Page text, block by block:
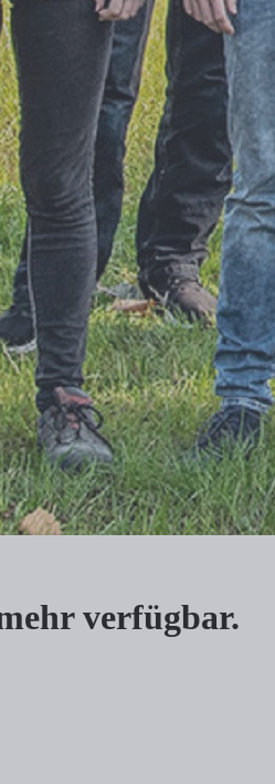
verfügbar.